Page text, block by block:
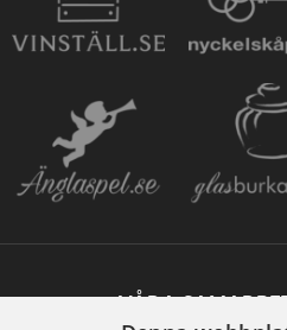
VÅRA